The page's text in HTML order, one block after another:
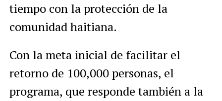
tiempo con la protección de la
comunidad haitiana.
Con la meta inicial de facilitar el
retorno de 100,000 personas, el
programa, que responde también a la